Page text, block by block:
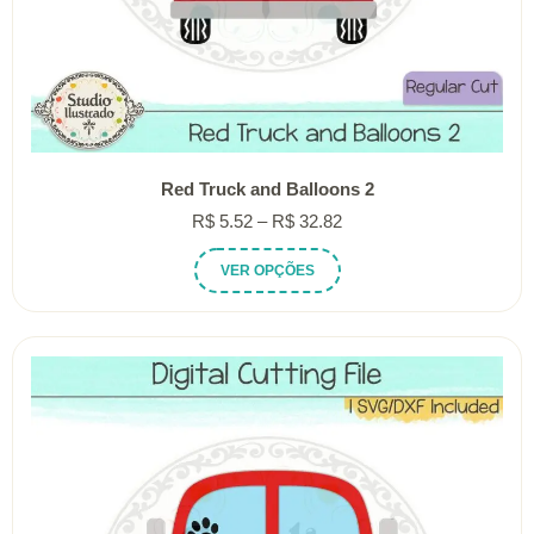
Red Truck and Balloons 2
R$ 5.52 – R$ 32.82Faixa
através
R$ 32.82
VER OPÇÕES
produto
tem
várias
variantes.
As
opções
ser
escolhidas
na